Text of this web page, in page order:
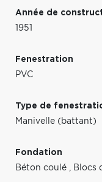
Année de
1951
Fenestration
PVC
Type de
Manivelle (battant)
Fondation
Béton coulé , Blocs